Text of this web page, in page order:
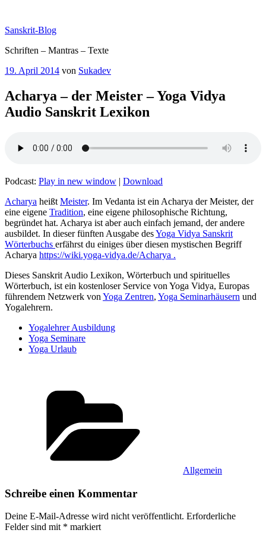
springen
Sanskrit-Blog
Schriften – Mantras – Texte
Veröffentlicht
19. April 2014 von Sukadev
Acharya – der Meister – Yoga Vidya
Audio Sanskrit Lexikon
Podcast: Play in new window | Download
Acharya heißt Meister. Im Vedanta ist ein Acharya der Meister, der
eine eigene Tradition, eine eigene philosophische Richtung,
begründet hat. Acharya ist aber auch einfach jemand, der andere
ausbildet. In dieser fünften Ausgabe desYoga Vidya Sanskrit
Wörterbuchs erfährst du einiges über diesen mystischen Begriff
Acharya https://wiki.yoga-vidya.de/Acharya .
Dieses Sanskrit Audio Lexikon, Wörterbuch und spirituelles
Wörterbuch, ist ein kostenloser Service von Yoga Vidya, Europas
führendem Netzwerk von Yoga Zentren, Yoga Seminarhäusern und
Yogalehrern.
Yogalehrer Ausbildung
Yoga Seminare
Yoga Urlaub
Allgemein
Schreibe einen Kommentar
Deine E-Mail-Adresse wird nicht veröffentlicht. Erforderliche
Felder sind mit * markiert